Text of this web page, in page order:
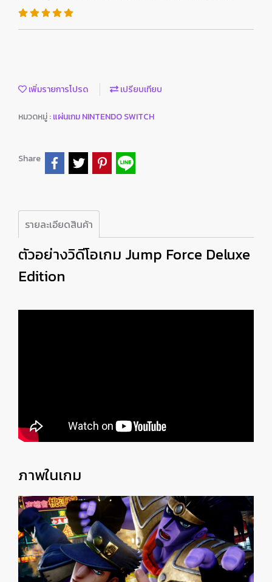
เพิ่มรายการโปรด เปรียบเทียบ
หมวดหมู่ :แผ่นเกม NINTENDO SWITCH
Share
รายละเอียดสินค้า
ตัวอย่างวิดีโอเกม Jump Force Deluxe
Edition
ภาพในเกม